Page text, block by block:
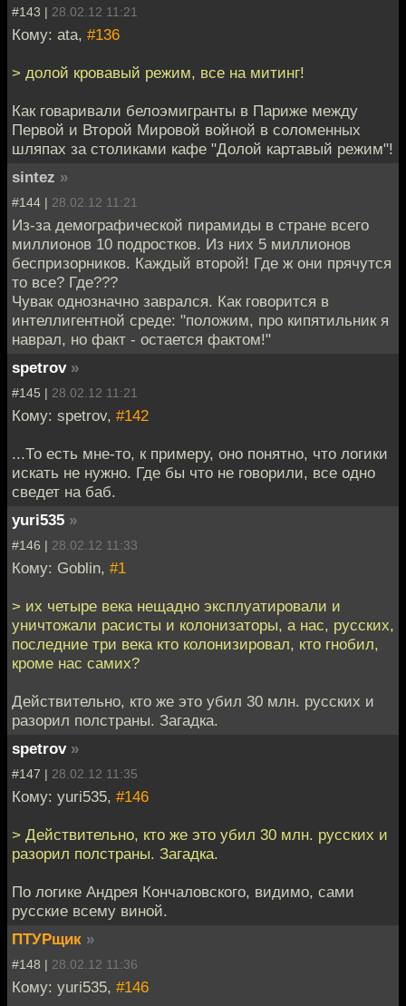
#143 | 28.02.12 11:21
Кому: ata, #136
> долой кровавый режим, все на митинг!
Как говаривали белоэмигранты в Париже между
Первой и Второй Мировой войной в соломенных
шляпах за столиками кафе "Долой картавый режим"!
sintez »
#144 | 28.02.12 11:21
Из-за демографической пирамиды в стране всего
миллионов 10 подростков. Из них 5 миллионов
беспризорников. Каждый второй! Где ж они прячутся
то все? Где???
Чувак однозначно заврался. Как говорится в
интеллигентной среде: "положим, про кипятильник я
наврал, но факт - остается фактом!"
spetrov »
#145 | 28.02.12 11:21
Кому: spetrov, #142
...То есть мне-то, к примеру, оно понятно, что логики
искать не нужно. Где бы что не говорили, все одно
сведет на баб.
yuri535 »
#146 | 28.02.12 11:33
Кому: Goblin, #1
> их четыре века нещадно эксплуатировали и
уничтожали расисты и колонизаторы, а нас, русских,
последние три века кто колонизировал, кто гнобил,
кроме нас самих?
Действительно, кто же это убил 30 млн. русских и
разорил полстраны. Загадка.
spetrov »
#147 | 28.02.12 11:35
Кому: yuri535, #146
> Действительно, кто же это убил 30 млн. русских и
разорил полстраны. Загадка.
По логике Андрея Кончаловского, видимо, сами
русские всему виной.
ПТУРщик »
#148 | 28.02.12 11:36
Кому: yuri535, #146